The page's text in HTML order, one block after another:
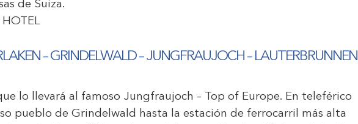
de Suiza.
HOTEL
– GRINDELWALD – JUNGFRAUJOCH – LAUTERBRUNNEN
lo llevará al famoso Jungfraujoch – Top of Europe. En teleférico
pueblo de Grindelwald hasta la estación de ferrocarril más alta